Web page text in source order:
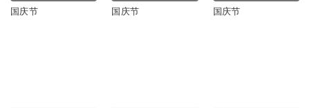
国庆节 国庆节 国庆节